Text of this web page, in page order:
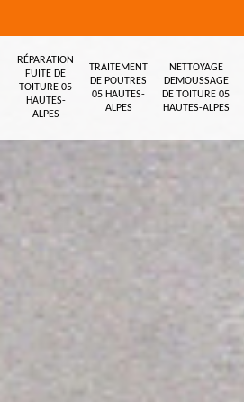
RÉPARATION
FUITE DE
TOITURE 05
HAUTES-
ALPES
TRAITEMENT
DE POUTRES
05 HAUTES-
ALPES
NETTOYAGE
DEMOUSSAGE
DE TOITURE 05
HAUTES-ALPES